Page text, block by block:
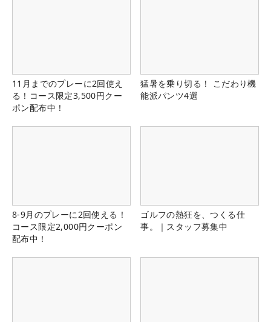
11月までのプレーに2回使え
る！コース限定3,500円クー
ポン配布中！
猛暑を乗り切る！ こだわり機
能派パンツ4選
8-9月のプレーに2回使える！
コース限定2,000円クーポン
配布中！
ゴルフの熱狂を、つくる仕
事。｜スタッフ募集中